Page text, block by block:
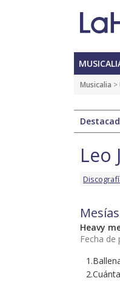
Musicalia >
Leo
Mesías
Heavy
Fecha de